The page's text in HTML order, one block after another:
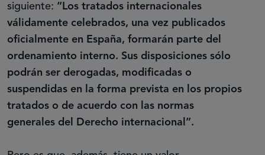
siguiente: “Los tratados internacionales
válidamente celebrados, una vez publicados
oficialmente en España, formarán parte del
ordenamiento interno. Sus disposiciones sólo
podrán ser derogadas, modificadas o
suspendidas en la forma prevista en los propios
tratados o de acuerdo con las normas
generales del Derecho internacional”.